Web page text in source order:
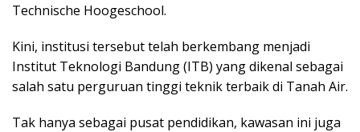
Technische Hoogeschool.
Kini, institusi tersebut telah berkembang menjadi
Institut Teknologi Bandung (ITB) yang dikenal sebagai
salah satu perguruan tinggi teknik terbaik di Tanah Air.
Tak hanya sebagai pusat pendidikan, kawasan ini juga